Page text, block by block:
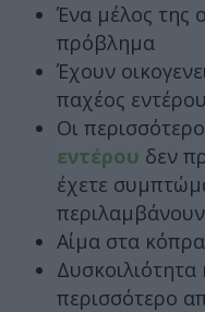
Ένα μέλος της
πρόβλημα
Έχουν
παχέος εντέρου
Οι
εντέρου δεν
έχετε
Αίμα στα
Δυσκοιλιότητα
περισσότερο